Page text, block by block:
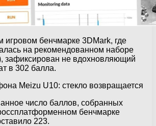
игровом бенчмарке 3DMark, где
на рекомендованном наборе
зафиксирован не вдохновляющий
в 302 балла.
число баллов, собранных
бенчмарке
223.